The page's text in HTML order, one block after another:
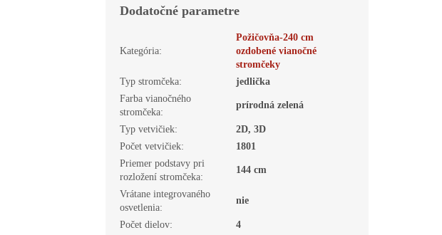
Dodatočné parametre
Kategória:
Požičovňa-240 cm
ozdobené vianočné
stromčeky
Typ stromčeka:
jedlička
Farba vianočného
stromčeka:
prírodná zelená
Typ vetvičiek:
2D, 3D
Počet vetvičiek:
1801
Priemer podstavy pri
rozložení stromčeka:
144 cm
Vrátane integrovaného
osvetlenia:
nie
Počet dielov:
4